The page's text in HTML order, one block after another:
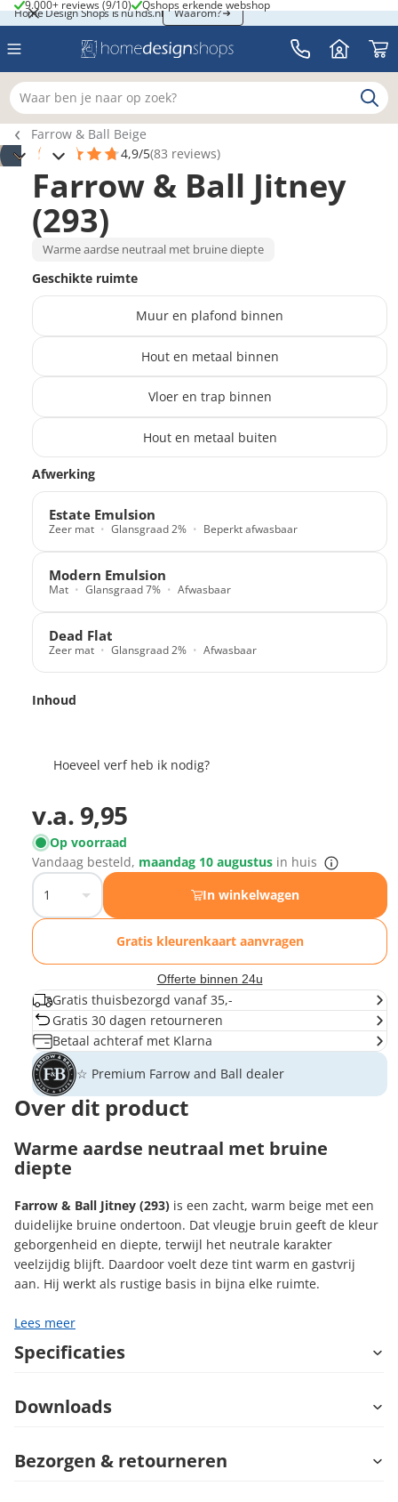
Home Design Shops is nu hds.nl
Home Design Shops is nu hds.nl Waarom?
9.000+ reviews (9/10)
9.000+ reviews (9/10) Qshops erkende webshop
Qshops erkende webshop
Waar ben je naar op zoek?
Breadcrumb navigatie
Farrow & Ball Beige
4,9/5(83 reviews)
Farrow & Ball Jitney
(293)
Warme aardse neutraal met bruine diepte
Geschikte ruimte
Muur en plafond binnen
Hout en metaal binnen
Vloer en trap binnen
Hout en metaal buiten
Translation missing: nl.products.paint_filter.description
Afwerking
Estate Emulsion
Zeer mat Glansgraad 2% Beperkt afwasbaar
Modern Emulsion
Mat Glansgraad 7% Afwasbaar
Dead Flat
Zeer mat Glansgraad 2% Afwasbaar
Inhoud
Hoeveel verf heb ik nodig?
v.a. 9,95
Op voorraad
Vandaag besteld, maandag 10 augustus in huis
In winkelwagen
Gratis kleurenkaart aanvragen
Offerte binnen 24u
Gratis thuisbezorgd vanaf 35,-
Gratis 30 dagen retourneren
Betaal achteraf met Klarna
☆ Premium Farrow and Ball dealer
Over dit product
Lees meer
Warme aardse neutraal met bruine
diepte
Farrow & Ball Jitney (293) is een zacht, warm beige met een
duidelijke bruine ondertoon. Dat vleugje bruin geeft de kleur
geborgenheid en diepte, terwijl het neutrale karakter
veelzijdig blijft. Daardoor voelt deze tint warm en gastvrij
aan. Hij werkt als rustige basis in bijna elke ruimte.
Specificaties
Downloads
Bezorgen & retourneren